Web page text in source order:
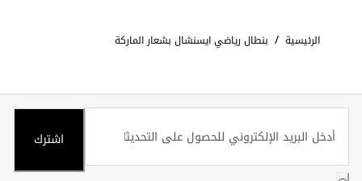
الرئيسية / بنطال رياضي ايسنشال بشعار الماركة
اشترك